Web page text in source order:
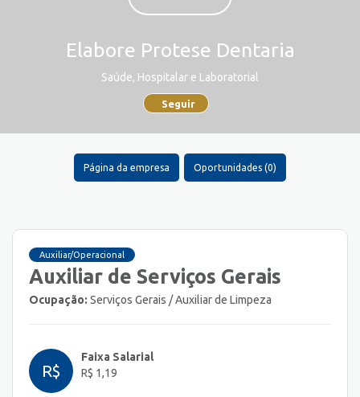
Elabore Protese Dentaria
Saúde, Hospitalar e Laboratorial
Seguir
Página da empresa Oportunidades (0)
Auxiliar/Operacional
Auxiliar de Serviços Gerais
Ocupação: Serviços Gerais / Auxiliar de Limpeza
R$
Faixa Salarial
R$ 1,19